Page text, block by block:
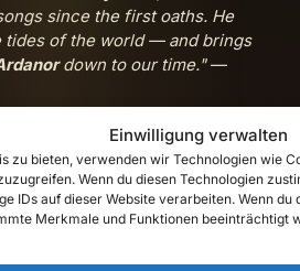
Einwilligung verwalten
zu bieten, verwenden wir Technologien wie
Wenn du diesen Technologien
IDs auf dieser Website verarbeiten. Wenn
Merkmale und Funktionen beeinträchtigt
since the first oaths. He
tides of the world — and brings
down to our time."—
Teutarya